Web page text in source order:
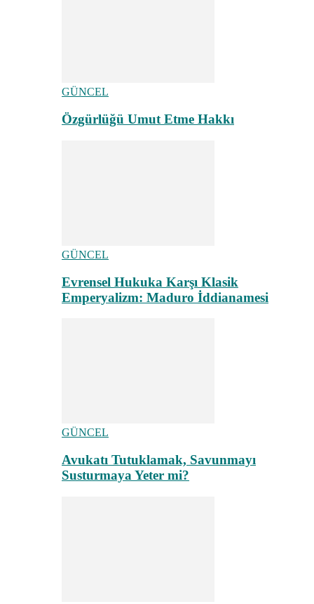
GÜNCEL
Özgürlüğü Umut Etme Hakkı
GÜNCEL
Evrensel Hukuka Karşı Klasik
Emperyalizm: Maduro İddianamesi
GÜNCEL
Avukatı Tutuklamak, Savunmayı
Susturmaya Yeter mi?